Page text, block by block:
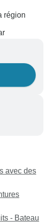
région
avec des
- Bateau